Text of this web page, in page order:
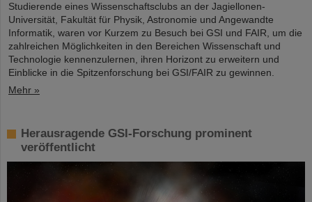
Studierende eines Wissenschaftsclubs an der Jagiellonen-
Universität, Fakultät für Physik, Astronomie und Angewandte
Informatik, waren vor Kurzem zu Besuch bei GSI und FAIR, um die
zahlreichen Möglichkeiten in den Bereichen Wissenschaft und
Technologie kennenzulernen, ihren Horizont zu erweitern und
Einblicke in die Spitzenforschung bei GSI/FAIR zu gewinnen.
Mehr »
Herausragende GSI-Forschung prominent
veröffentlicht